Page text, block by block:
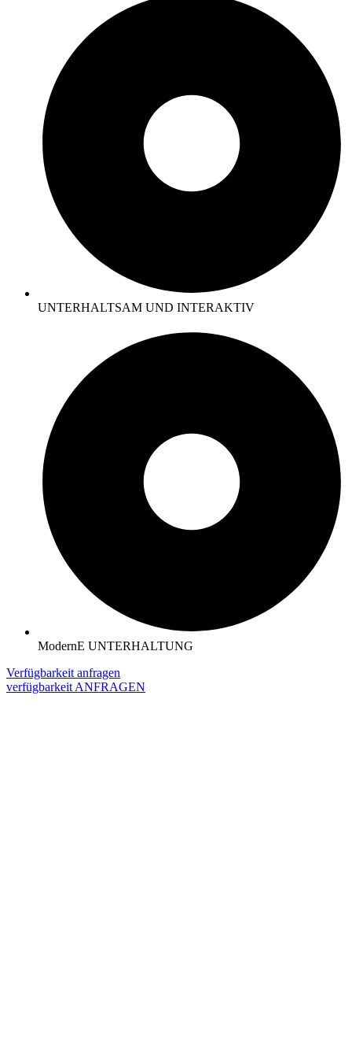
UNTERHALTSAM UND INTERAKTIV
ModernE UNTERHALTUNG
Verfügbarkeit anfragen
verfügbarkeit ANFRAGEN